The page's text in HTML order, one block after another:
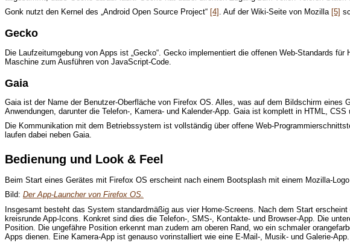
Gonk nutzt den Kernel des „Android Open Source Project“ [4] . Auf der Wiki-Seite von Mozilla [5]
Gecko
Die Laufzeitumgebung von Apps ist „Gecko“. Gecko implementiert die offenen Web-Standards
Maschine zum Ausführen von JavaScript-Code.
Gaia
Gaia ist der Name der Benutzer-Oberfläche von Firefox OS. Alles, was auf dem Bildschirm
Anwendungen, darunter die Telefon-, Kamera- und Kalender-App. Gaia ist komplett in HTML,
Die Kommunikation mit dem Betriebssystem ist vollständig über offene Web-
laufen dabei neben Gaia.
Bedienung und Look & Feel
Beim Start eines Gerätes mit Firefox OS erscheint nach einem Bootsplash mit einem Mozilla-
Bild: Der App-Launcher von Firefox OS.
Insgesamt besteht das System standardmäßig aus vier Home-Screens. Nach dem Start
kreisrunde App-Icons. Konkret sind dies die Telefon-, SMS-, Kontakte- und Browser-App. Die
Position. Die ungefähre Position erkennt man zudem am oberen Rand, wo ein schmaler
Apps dienen. Eine Kamera-App ist genauso vorinstalliert wie eine E-Mail-, Musik- und Galerie-App.